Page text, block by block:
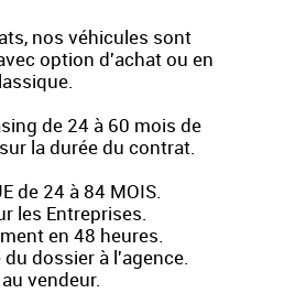
nos véhicules sont
option d'achat ou en
de 24 à 60 mois de
la durée du contrat.
de 24 à 84 MOIS.
les Entreprises.
en 48 heures.
dossier à l'agence.
vendeur.